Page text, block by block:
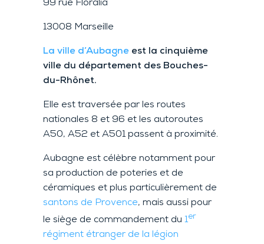
99 rue Floralia
13008 Marseille
La ville d’Aubagne est la cinquième
ville du département des Bouches-
du-Rhônet.
Elle est traversée par les routes
nationales 8 et 96 et les autoroutes
A50, A52 et A501 passent à proximité.
Aubagne est célèbre notamment pour
sa production de poteries et de
céramiques et plus particulièrement de
santons de Provence, mais aussi pour
le siège de commandement du 1er
régiment étranger de la légion